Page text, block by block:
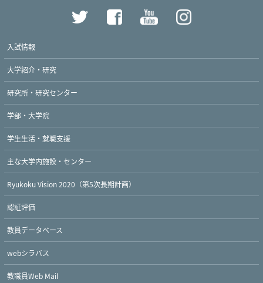
入試情報
大学紹介・研究
研究所・研究センター
学部・大学院
学生生活・就職支援
主な大学内施設・センター
Ryukoku Vision 2020（第5次長期計画）
認証評価
教員データベース
webシラバス
教職員Web Mail